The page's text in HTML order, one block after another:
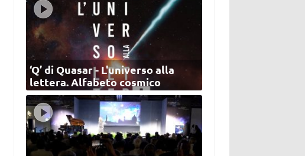
‘Q’ di Quasar - L'universo alla
lettera. Alfabeto cosmico